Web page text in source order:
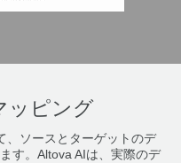
ッピング
、ソースとターゲットのデ
す。Altova AIは、実際のデ